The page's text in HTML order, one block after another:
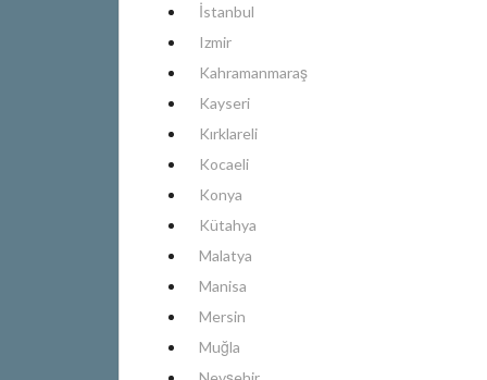
İstanbul
Izmir
Kahramanmaraş
Kayseri
Kırklareli
Kocaeli
Konya
Kütahya
Malatya
Manisa
Mersin
Muğla